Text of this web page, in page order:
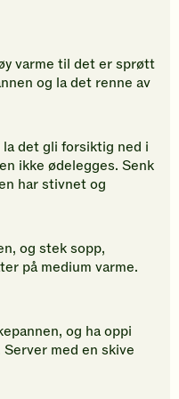
gi
din
varme til det er sprøtt
og la det renne av
det gli forsiktig ned i
ikke ødelegges. Senk
har stivnet og
og stek sopp,
på medium varme.
og ha oppi
med en skive